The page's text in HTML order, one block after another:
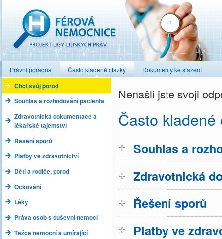
Právní poradna Často kladené otázky Dokumenty ke stažení
Chci svůj porod
Souhlas a rozhodování pacienta
Zdravotnická dokumentace a
lékařské tajemství
Řešení sporů
Platby ve zdravotnictví
Děti a rodiče, porod
Očkování
Léky
Práva osob s duševní nemocí
Těžce nemocní a umírající
Nenašli jste svoji
Často kladené
Souhlas a
Zdravotnická
Řešení sporů
Platby ve